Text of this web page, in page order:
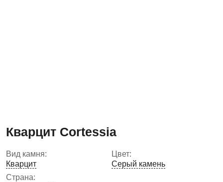
Кварцит Cortessia
Вид камня:
Кварцит
Цвет:
Серый камень
Страна: